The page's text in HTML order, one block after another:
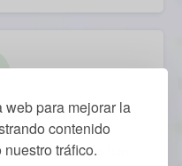
web para mejorar la
contenido
tráfico.
concluíres a tua